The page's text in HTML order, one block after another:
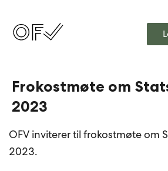
Frokostmøte om
2023
OFV inviterer til frokostmøte om
2023.